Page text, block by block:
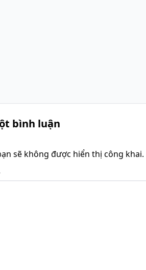
bình luận
sẽ không được hiển thị công khai.